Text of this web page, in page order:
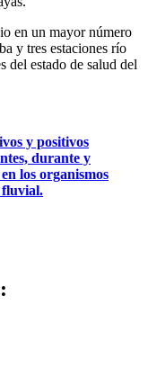
en un mayor número
y tres estaciones río
del estado de salud del
y positivos
durante y
los organismos
fluvial.